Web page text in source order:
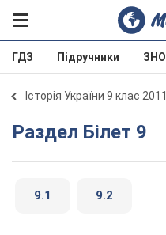
ГДЗ Підручники ЗНО
Історія України 9 клас 2011
Раздел Білет 9
9.1 9.2